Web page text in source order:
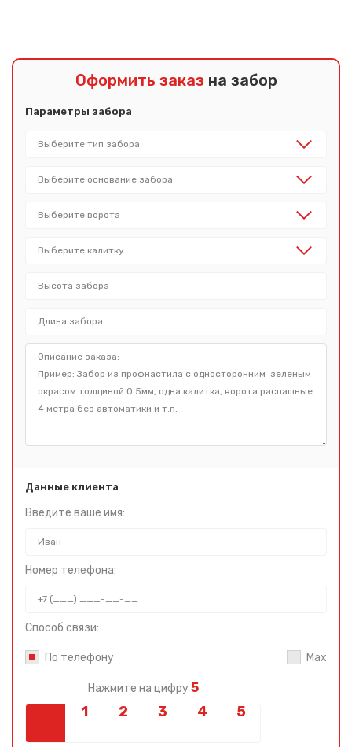
Оформить заказ на забор
Параметры забора
Данные клиента
Введите ваше имя:
Номер телефона:
Способ связи:
По телефону Max
Нажмите на цифру 5